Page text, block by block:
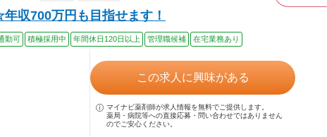
収700万円も目指せます！
勤可 積極採用中 年間休日120日以上 管理職候補 在宅業務あり
この求人に興味がある
マイナビ薬剤師が求人情報を無料でご提供します。
薬局・病院等への直接応募・問い合わせではありません
のでご安心ください。